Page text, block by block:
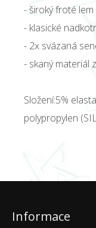
- široký froté
- klasické
- 2x svázaná
- skaný materiál
Složení:5%
polypropylen
Informace